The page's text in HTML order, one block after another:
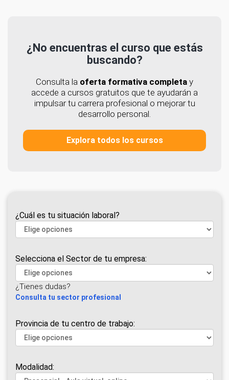
¿No encuentras el curso que estás
buscando?
Consulta la oferta formativa completa y
accede a cursos gratuitos que te ayudarán a
impulsar tu carrera profesional o mejorar tu
desarrollo personal.
Explora todos los cursos
¿Cuál es tu situación laboral?
Selecciona el Sector de tu empresa:
¿Tienes dudas?
Consulta tu sector profesional
Provincia de tu centro de trabajo:
Modalidad: